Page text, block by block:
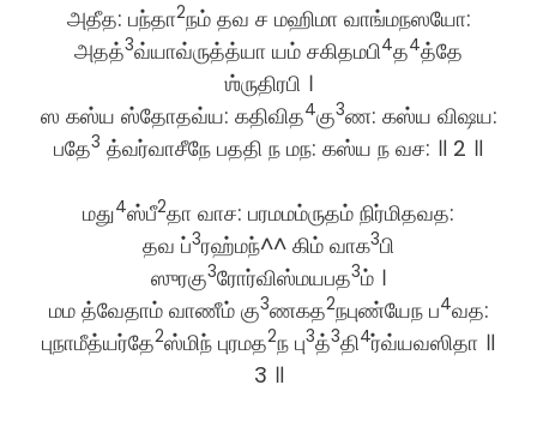
அதீத: பந்தா2நம் தவ ச மஹிமா வாங்மநஸயோ:
அதத்3வ்யாவ்ருத்த்யா யம் சகிதமபி4த4த்தே
ஶ்ருதிரபி ।
ஸ கஸ்ய ஸ்தோதவ்ய: கதிவித4கு3ண: கஸ்ய விஷய:
பதே3 த்வர்வாசீநே பததி ந மந: கஸ்ய ந வச: ॥ 2 ॥
மது4ஸ்பீ2தா வாச: பரமமம்ருதம் நிர்மிதவத:
தவ ப்3ரஹ்மந்^^ கிம் வாக3பி
ஸுரகு3ரோர்விஸ்மயபத3ம் ।
மம த்வேதாம் வாணீம் கு3ணகத2நபுண்யேந ப4வத:
புநாமீத்யர்தே2ஸ்மிந் புரமத2ந பு3த்3தி4ர்வ்யவஸிதா ॥
3 ॥